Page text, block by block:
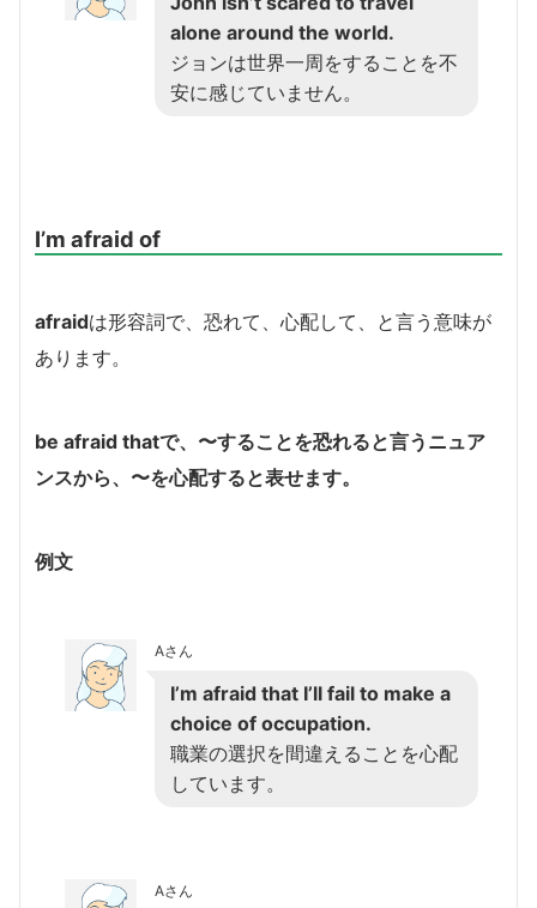
alone around the world.
ジョンは世界一周をすることを不
安に感じていません。
I’m afraid of
afraidは形容詞で、恐れて、心配して、と言う意味が
あります。
be afraid thatで、〜することを恐れると言うニュア
ンスから、〜を心配すると表せます。
例文
Aさん
I’m afraid that I’ll fail to make a
choice of occupation.
職業の選択を間違えることを心配
しています。
Aさん